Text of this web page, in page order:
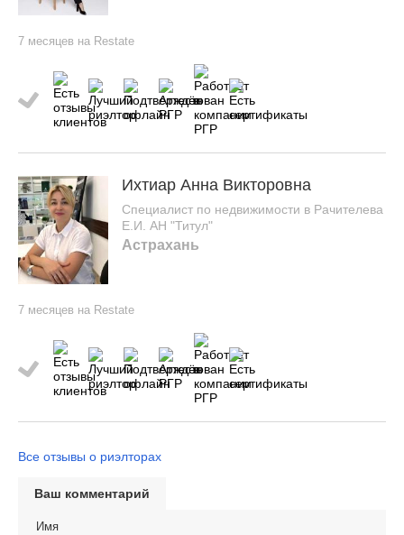
7 месяцев на Restate
Ихтиар Анна Викторовна
Специалист по недвижимости в Рачителева
Е.И. АН "Титул"
Астрахань
7 месяцев на Restate
Все отзывы о риэлторах
Ваш комментарий
Имя